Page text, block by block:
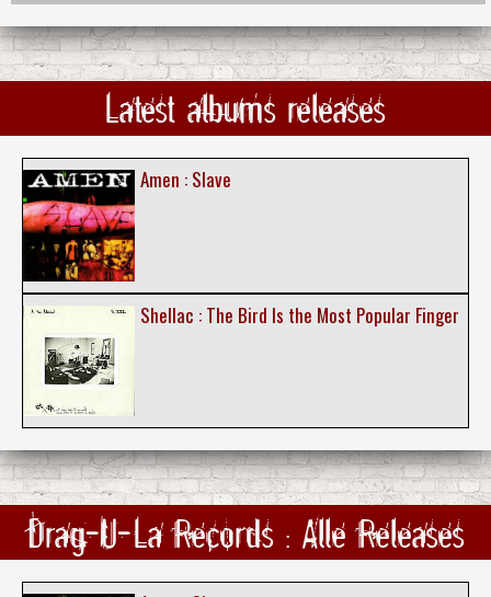
Latest albums releases
Amen : Slave
Shellac : The Bird Is the Most Popular Finger
Drag-U-La Records : Alle Releases